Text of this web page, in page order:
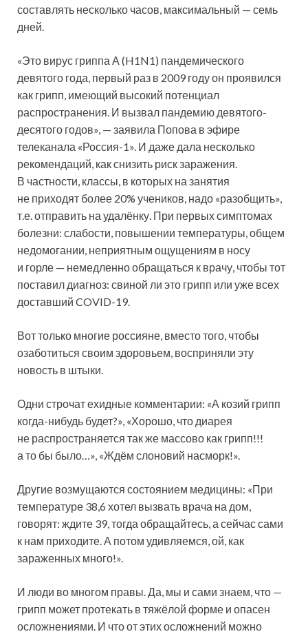
составлять несколько часов, максимальный — семь
дней.
«Это вирус гриппа А (H1N1) пандемического
девятого года, первый раз в 2009 году он проявился
как грипп, имеющий высокий потенциал
распространения. И вызвал пандемию девятого-
десятого годов», — заявила Попова в эфире
телеканала «Россия-1». И даже дала несколько
рекомендаций, как снизить риск заражения.
В частности, классы, в которых на занятия
не приходят более 20% учеников, надо «разобщить»,
т.е. отправить на удалёнку. При первых симптомах
болезни: слабости, повышении температуры, общем
недомогании, неприятным ощущениям в носу
и горле — немедленно обращаться к врачу, чтобы тот
поставил диагноз: свиной ли это грипп или уже всех
доставший COVID-19.
Вот только многие россияне, вместо того, чтобы
озаботиться своим здоровьем, восприняли эту
новость в штыки.
Одни строчат ехидные комментарии: «А козий грипп
когда-нибудь будет?», «Хорошо, что диарея
не распространяется так же массово как грипп!!!
а то бы было…», «Ждём слоновий насморк!».
Другие возмущаются состоянием медицины: «При
температуре 38,6 хотел вызвать врача на дом,
говорят: ждите 39, тогда обращайтесь, а сейчас сами
к нам приходите. А потом удивляемся, ой, как
зараженных много!».
И люди во многом правы. Да, мы и сами знаем, что —
грипп может протекать в тяжёлой форме и опасен
осложнениями. И что от этих осложнений можно